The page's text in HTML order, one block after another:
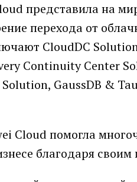
представила на
перехода от
CloudDC
Continuity Center
GaussDB &
Cloud помогла
благодаря